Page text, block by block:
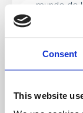
Consent
This website
mundo do